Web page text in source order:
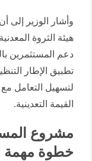
وأشار الوزير إلى
هيئة الثروة
دعم المستثمرين
تطبيق الإطار
لتسهيل التعامل
القيمة التعدينية.
مشروع
خطوة مهمة